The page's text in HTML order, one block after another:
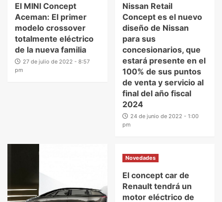
El MINI Concept
Aceman: El primer
modelo crossover
totalmente eléctrico
de la nueva familia
27 de julio de 2022 - 8:57
pm
Nissan Retail
Concept es el nuevo
diseño de Nissan
para sus
concesionarios, que
estará presente en el
100% de sus puntos
de venta y servicio al
final del año fiscal
2024
24 de junio de 2022 - 1:00
pm
Novedades
El concept car de
Renault tendrá un
motor eléctrico de